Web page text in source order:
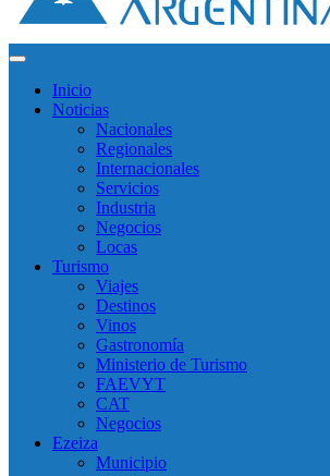
Inicio
Noticias
Nacionales
Regionales
Internacionales
Servicios
Industria
Negocios
Locas
Turismo
Viajes
Destinos
Vinos
Gastronomía
Ministerio de Turismo
FAEVYT
CAT
Negocios
Ezeiza
Municipio